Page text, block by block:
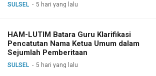
SULSEL 5 hari yang lalu
HAM-LUTIM Batara Guru Klarifikasi
Pencatutan Nama Ketua Umum dalam
Sejumlah Pemberitaan
SULSEL 5 hari yang lalu